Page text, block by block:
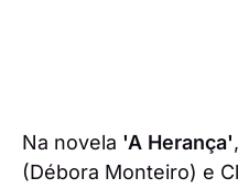
Na novela 'A Herança'
(Débora Monteiro) e